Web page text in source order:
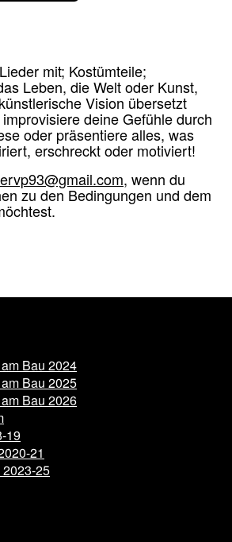
mit; Kostümteile;
Leben, die Welt oder Kunst,
Vision übersetzt
deine Gefühle durch
oder präsentiere alles, was
erschreckt oder motiviert!
, wenn du
zu den Bedingungen und dem
Bau 2024
Bau 2025
Bau 2026
19
21
2023-25